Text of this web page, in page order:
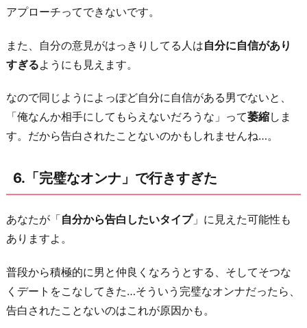
アプローチってできないです。
また、自分の意見がはっきりしてる人は自分に自信があり
すぎるようにも見えます。
なので同じようによっぽど自分に自信がある男でないと、
「俺なんか相手にしてもらえないだろうな」って萎縮しま
す。だから告白されたことないのかもしれませんね…。
6.「完璧なオンナ」で行きすぎた
あなたが「自分から告白したいタイプ」に見えた可能性も
ありますよ。
普段から積極的に男と仲良くなろうとする、そしてそつな
くデートをこなしてきた…そういう完璧なオンナだったら、
告白されたことないのはこれが原因かも。